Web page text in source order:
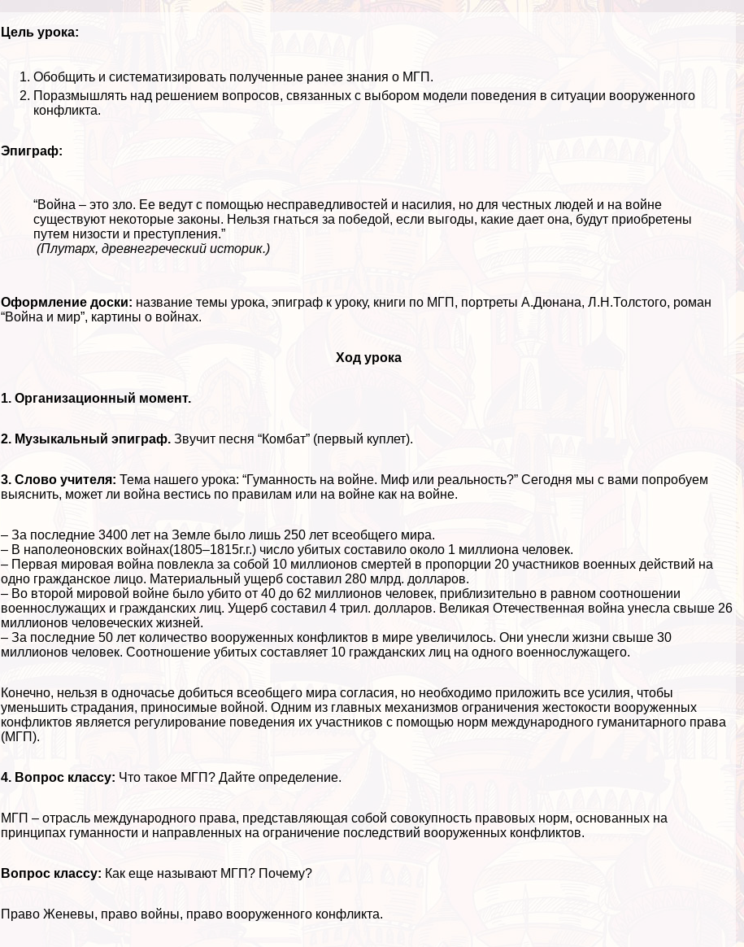
Цель урока:
Обобщить и систематизировать полученные ранее знания о МГП.
Поразмышлять над решением вопросов, связанных с выбором модели поведения в ситуации вооруженного
конфликта.
Эпиграф:
“Война – это зло. Ее ведут с помощью несправедливостей и насилия, но для честных людей и на войне
существуют некоторые законы. Нельзя гнаться за победой, если выгоды, какие дает она, будут приобретены
путем низости и преступления.”
(Плутарх, древнегреческий историк.)
Оформление доски: название темы урока, эпиграф к уроку, книги по МГП, портреты А.Дюнана, Л.Н.Толстого, роман
“Война и мир”, картины о войнах.
Ход урока
1. Организационный момент.
2. Музыкальный эпиграф. Звучит песня “Комбат” (первый куплет).
3. Слово учителя: Тема нашего урока: “Гуманность на войне. Миф или реальность?” Сегодня мы с вами попробуем
выяснить, может ли война вестись по правилам или на войне как на войне.
– За последние 3400 лет на Земле было лишь 250 лет всеобщего мира.
– В наполеоновских войнах(1805–1815г.г.) число убитых составило около 1 миллиона человек.
– Первая мировая война повлекла за собой 10 миллионов cмepтей в пропорции 20 участников военных действий на
одно гражданское лицо. Материальный ущерб составил 280 млрд. долларов.
– Во второй мировой войне было убито от 40 до 62 миллионов человек, приблизительно в равном соотношении
военнослужащих и гражданских лиц. Ущерб составил 4 трил. долларов. Великая Отечественная война унесла свыше 26
миллионов человеческих жизней.
– За последние 50 лет количество вооруженных конфликтов в мире увеличилось. Они унесли жизни свыше 30
миллионов человек. Соотношение убитых составляет 10 гражданских лиц на одного военнослужащего.
Конечно, нельзя в одночасье добиться всеобщего мира согласия, но необходимо приложить все усилия, чтобы
уменьшить страдания, приносимые войной. Одним из главных механизмов ограничения жестокости вооруженных
конфликтов является регулирование поведения их участников с помощью норм международного гуманитарного права
(МГП).
4. Вопрос классу: Что такое МГП? Дайте определение.
МГП – отрасль международного права, представляющая собой совокупность правовых норм, основанных на
принципах гуманности и направленных на ограничение последствий вооруженных конфликтов.
Вопрос классу: Как еще называют МГП? Почему?
Право Женевы, право войны, право вооруженного конфликта.